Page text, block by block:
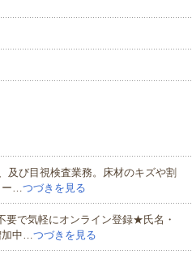
及び目視検査業務。床材のキズや割
ー…つづきを見る
で気軽にオンライン登録★氏名・
加中…つづきを見る